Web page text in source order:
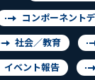
コンポーネント
社会／教育
イベント報告